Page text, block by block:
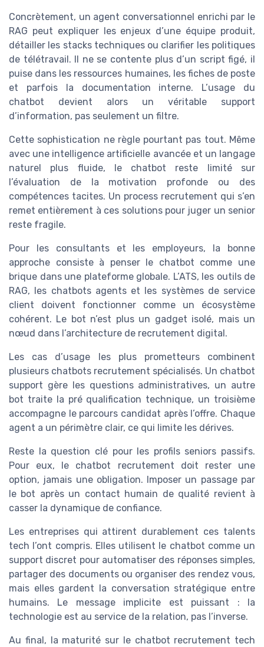
Concrètement, un agent conversationnel enrichi par le
RAG peut expliquer les enjeux d’une équipe produit,
détailler les stacks techniques ou clarifier les politiques
de télétravail. Il ne se contente plus d’un script figé, il
puise dans les ressources humaines, les fiches de poste
et parfois la documentation interne. L’usage du
chatbot devient alors un véritable support
d’information, pas seulement un filtre.
Cette sophistication ne règle pourtant pas tout. Même
avec une intelligence artificielle avancée et un langage
naturel plus fluide, le chatbot reste limité sur
l’évaluation de la motivation profonde ou des
compétences tacites. Un process recrutement qui s’en
remet entièrement à ces solutions pour juger un senior
reste fragile.
Pour les consultants et les employeurs, la bonne
approche consiste à penser le chatbot comme une
brique dans une plateforme globale. L’ATS, les outils de
RAG, les chatbots agents et les systèmes de service
client doivent fonctionner comme un écosystème
cohérent. Le bot n’est plus un gadget isolé, mais un
nœud dans l’architecture de recrutement digital.
Les cas d’usage les plus prometteurs combinent
plusieurs chatbots recrutement spécialisés. Un chatbot
support gère les questions administratives, un autre
bot traite la pré qualification technique, un troisième
accompagne le parcours candidat après l’offre. Chaque
agent a un périmètre clair, ce qui limite les dérives.
Reste la question clé pour les profils seniors passifs.
Pour eux, le chatbot recrutement doit rester une
option, jamais une obligation. Imposer un passage par
le bot après un contact humain de qualité revient à
casser la dynamique de confiance.
Les entreprises qui attirent durablement ces talents
tech l’ont compris. Elles utilisent le chatbot comme un
support discret pour automatiser des réponses simples,
partager des documents ou organiser des rendez vous,
mais elles gardent la conversation stratégique entre
humains. Le message implicite est puissant : la
technologie est au service de la relation, pas l’inverse.
Au final, la maturité sur le chatbot recrutement tech